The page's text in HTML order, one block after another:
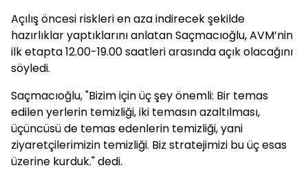
Açılış öncesi riskleri en aza indirecek şekilde
hazırlıklar yaptıklarını anlatan Saçmacıoğlu, AVM’nin
ilk etapta 12.00-19.00 saatleri arasında açık olacağını
söyledi.
Saçmacıoğlu, "Bizim için üç şey önemli: Bir temas
edilen yerlerin temizliği, iki temasın azaltılması,
üçüncüsü de temas edenlerin temizliği, yani
ziyaretçilerimizin temizliği. Biz stratejimizi bu üç esas
üzerine kurduk." dedi.